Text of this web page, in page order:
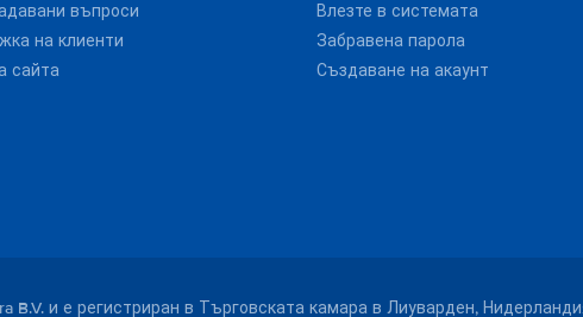
въпроси
на клиенти
сайта
Влезте в системата
Забравена парола
Създаване на акаунт
B.V. и е регистриран в Търговската камара в Лиуварден,